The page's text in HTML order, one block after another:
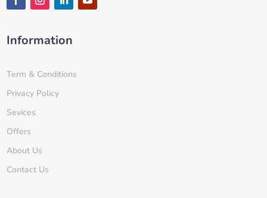
Information
Term & Conditions
Privacy Policy
Sevices
Offers
About Us
Contact Us